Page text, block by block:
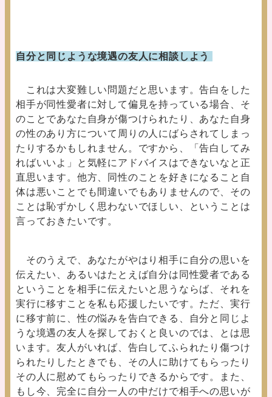
自分と同じような境遇の友人に相談しよう
これは大変難しい問題だと思います。告白をした
相手が同性愛者に対して偏見を持っている場合、そ
のことであなた自身が傷つけられたり、あなた自身
の性のあり方について周りの人にばらされてしまっ
たりするかもしれません。ですから、「告白してみ
ればいいよ」と気軽にアドバイスはできないなと正
直思います。他方、同性のことを好きになること自
体は悪いことでも間違いでもありませんので、その
ことは恥ずかしく思わないでほしい、ということは
言っておきたいです。
そのうえで、あなたがやはり相手に自分の思いを
伝えたい、あるいはたとえば自分は同性愛者である
ということを相手に伝えたいと思うならば、それを
実行に移すことを私も応援したいです。ただ、実行
に移す前に、性の悩みを告白できる、自分と同じよ
うな境遇の友人を探しておくと良いのでは、とは思
います。友人がいれば、告白してふられたり傷つけ
られたりしたときでも、その人に助けてもらったり
その人に慰めてもらったりできるからです。
また、
もし今、完全に自分一人の中だけで相手への思いが